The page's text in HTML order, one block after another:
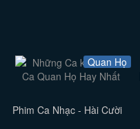
Quan Họ
Phim Ca Nhạc - Hài Cười